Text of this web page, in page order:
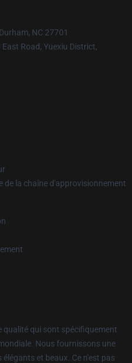
NC 27701
Road, Yuexiu District,
de la chaîne d'approvisionnement
qui sont spécifiquement
Nous fournissons une
et beaux. Ce n'est pas